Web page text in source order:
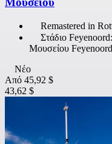
Remastered in
Στάδιο
Μουσείου Feyenoord
Νέο
Από 45,92 $
43,62 $